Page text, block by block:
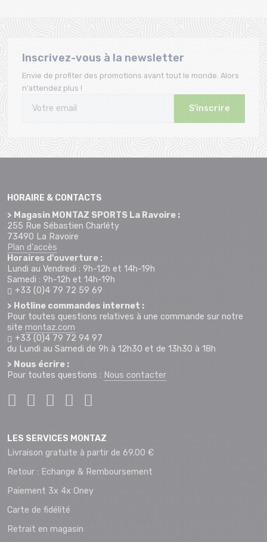
Inscrivez-vous à la newsletter
Envie de profiter des promotions avant tout le monde. Alors
n'attendez plus !
S'inscrire
HORAIRE & CONTACTS
> Magasin MONTAZ SPORTS La Ravoire :
255 Rue Sébastien Charléty
73490 La Ravoire
Plan d'accès
Horaires d'ouverture :
Lundi au Vendredi : 9h-12h et 14h-19h
Samedi : 9h-12h et 14h-19h
+33 (0)4 79 72 59 69
> Hotline commandes internet :
Pour toutes questions relatives à une commande sur notre
site montaz.com
+33 (0)4 79 72 94 97
du Lundi au Samedi de 9h à 12h30 et de 13h30 à 18h
> Nous écrire :
Pour toutes questions : Nous contacter
LES SERVICES MONTAZ
Livraison gratuite à partir de 69.00 €
Retour : Echange & Remboursement
Paiement 3x 4x Oney
Carte de fidélité
Retrait en magasin